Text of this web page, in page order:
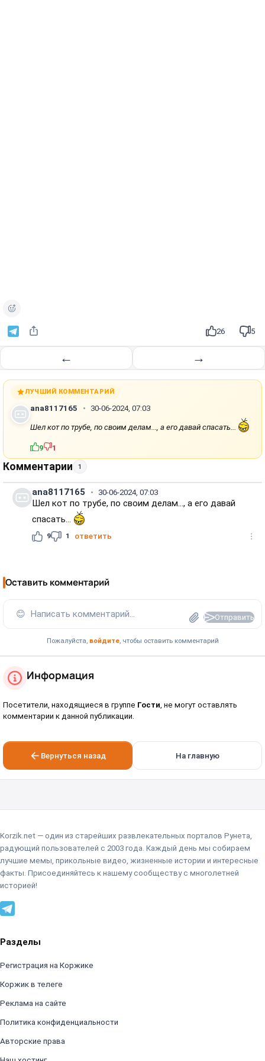
26 5
← →
ЛУЧШИЙ КОММЕНТАРИЙ
ana8117165 30-06-2024, 07:03
Шел кот по трубе, по своим делам..., а его давай спасать...
9 1
Комментарии 1
ana8117165 30-06-2024, 07:03
Шел кот по трубе, по своим делам..., а его давай
спасать...
9 1 ответить
Оставить комментарий
😊 Написать комментарий... Отправить
Пожалуйста, войдите, чтобы оставить комментарий
Информация
Посетители, находящиеся в группе Гости, не могут оставлять
комментарии к данной публикации.
Вернуться назад На главную
Korzik.net — один из старейших развлекательных порталов Рунета,
радующий пользователей с 2003 года. Каждый день мы собираем
лучшие мемы, прикольные видео, жизненные истории и интересные
факты. Присоединяйтесь к нашему сообществу с многолетней
историей!
Разделы
Регистрация на Коржике
Коржик в телеге
Реклама на сайте
Политика конфиденциальности
Авторские права